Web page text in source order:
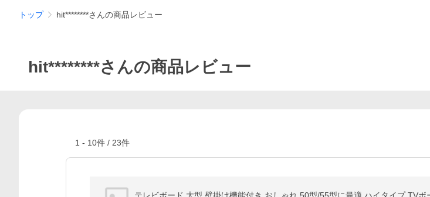
トップ hit********さんの商品レビュー
hit********さんの商品レビュー
1 - 10件 / 23件